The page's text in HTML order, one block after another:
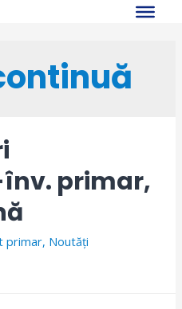
primar,
primar, Noutăți